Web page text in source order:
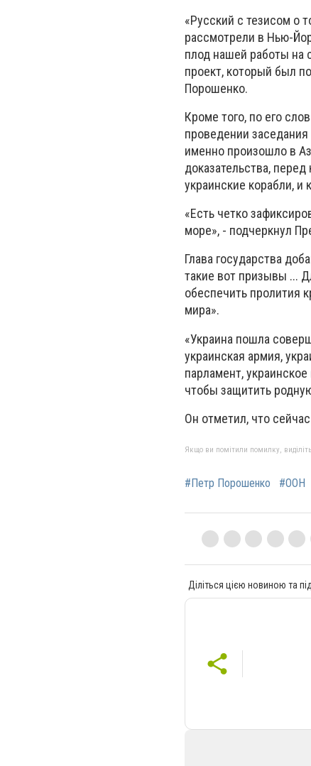
«Русский с тезисом о
рассмотрели в Нью-
плод нашей работы на
проект, который был
Порошенко.
Кроме того, по его
проведении
именно произошло в
доказательства,
украинские корабли,
«Есть четко
море», - подчеркнул
Глава государства
такие вот призывы ...
обеспечить пролития
мира».
«Украина пошла
украинская армия,
парламент,
чтобы защитить
Он отметил, что
Якщо ви помітили помилку,
#Петр Порошенко #ООН
Діліться цією новиною та